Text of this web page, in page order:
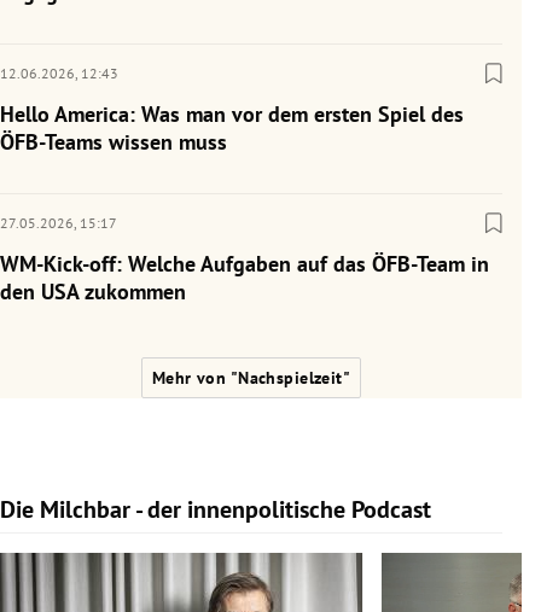
12.06.2026, 12:43
Hello America: Was man vor dem ersten Spiel des
ÖFB-Teams wissen muss
27.05.2026, 15:17
WM-Kick-off: Welche Aufgaben auf das ÖFB-Team in
den USA zukommen
Mehr von "Nachspielzeit"
Die Milchbar - der innenpolitische Podcast
Slide 1 von 9